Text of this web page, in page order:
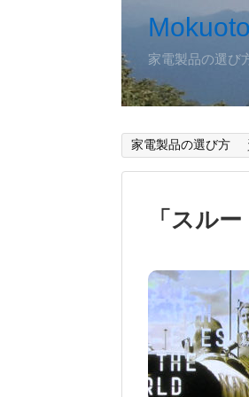
Mokuoto
家電製品の選び
家電製品の選び方
「 スルー